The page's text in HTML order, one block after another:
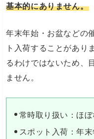
基本的にありません。
年末年始・お盆などの
ト入荷することがあり
るわけではないため、
ません。
常時取り扱い：ほぼ
スポット入荷：年